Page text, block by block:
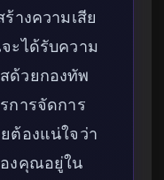
างความเสีย
ะได้รับความ
ด้วยกองทัพ
การจัดการ
ต้องแน่ใจว่า
งคุณอยู่ใน